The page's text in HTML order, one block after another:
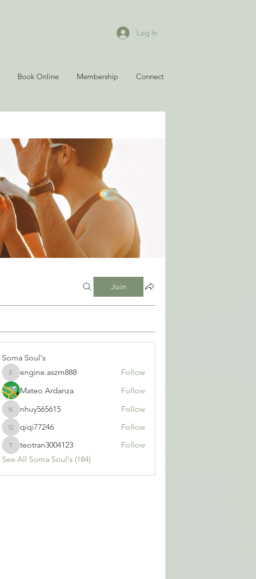
Log In
Book Online Membership Connect
Join
Soma Soul's
engine.aszm888
engine.aszm888
Follow
Mateo Ardanza
Follow
nhuy565615
nhuy565615 Follow
qiqi77246
qiqi77246 Follow
teotran3004123
teotran3004123
Follow
See All Soma Soul's (184)